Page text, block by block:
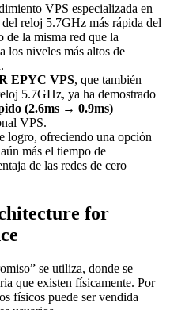
VPS especializada en
reloj 5.7GHz más rápida del
de la misma red que la
los niveles más altos de
EPYC VPS, que también
5.7GHz, ya ha demostrado
(2.6ms → 0.9ms)
VPS.
logro, ofreciendo una opción
más el tiempo de
de las redes de cero
for
se utiliza, donde se
que existen físicamente. Por
físicos puede ser vendida